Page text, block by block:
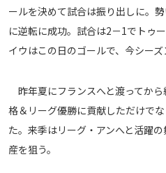
メディアアライアンス
ールを決めて試合は振り出しに。
に逆転に成功。試合は2－1でトゥ
イウはこの日のゴールで、今シー
昨年夏にフランスへと渡ってか
格＆リーグ優勝に貢献しただけで
た。来季はリーグ・アンへと活躍
産を狙う。